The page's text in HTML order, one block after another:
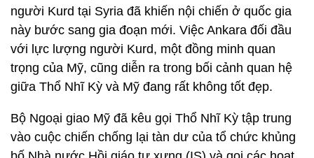
người Kurd tại Syria đã khiến nội chiến ở quốc gia
này bước sang gia đoạn mới. Việc Ankara đối đầu
với lực lượng người Kurd, một đồng minh quan
trọng của Mỹ, cũng diễn ra trong bối cảnh quan hệ
giữa Thổ Nhĩ Kỳ và Mỹ đang rất không tốt đẹp.
Bộ Ngoại giao Mỹ đã kêu gọi Thổ Nhĩ Kỳ tập trung
vào cuộc chiến chống lại tàn dư của tổ chức khủng